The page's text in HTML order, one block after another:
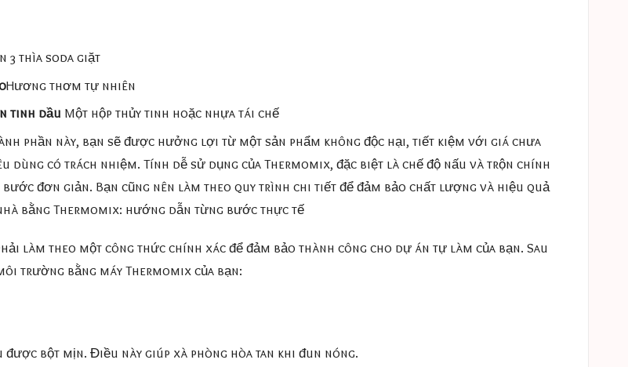
3 thìa soda giặt
Hương thơm tự nhiên
tinh dầu Một hộp thủy tinh hoặc nhựa tái chế
phần này, bạn sẽ được hưởng lợi từ một sản phẩm không độc hại, tiết kiệm với giá chưa
có trách nhiệm. Tính dễ sử dụng của Thermomix, đặc biệt là chế độ nấu và trộn chính
đơn giản. Bạn cũng nên làm theo quy trình chi tiết để đảm bảo chất lượng và hiệu quả
bằng Thermomix: hướng dẫn từng bước thực tế
làm theo một công thức chính xác để đảm bảo thành công cho dự án tự làm của bạn. Sau
trường bằng máy Thermomix của bạn:
bột mịn. Điều này giúp xà phòng hòa tan khi đun nóng.